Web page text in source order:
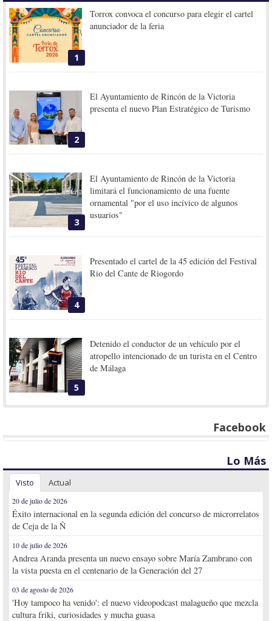
1
Torrox convoca el concurso para elegir el cartel
anunciador de la feria
2
El Ayuntamiento de Rincón de la Victoria
presenta el nuevo Plan Estratégico de Turismo
3
El Ayuntamiento de Rincón de la Victoria
limitará el funcionamiento de una fuente
ornamental "por el uso incívico de algunos
usuarios"
4
Presentado el cartel de la 45 edición del Festival
Rio del Cante de Riogordo
5
Detenido el conductor de un vehículo por el
atropello intencionado de un turista en el Centro
de Málaga
Facebook
Lo Más
Visto Actual
20 de julio de 2026
Éxito internacional en la segunda edición del concurso de microrrelatos
de Ceja de la Ñ
10 de julio de 2026
Andrea Aranda presenta un nuevo ensayo sobre María Zambrano con
la vista puesta en el centenario de la Generación del 27
03 de agosto de 2026
'Hoy tampoco ha venido': el nuevo videopodcast malagueño que mezcla
cultura friki, curiosidades y mucha guasa